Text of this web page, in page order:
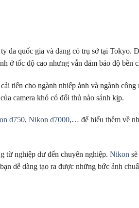
đa quốc gia và đang có trụ sở tại Tokyo.
ở tốc độ cao nhưng vẫn đảm bảo độ bền
tiến cho ngành nhiếp ảnh và ngành
camera khó có đối thủ nào sánh kịp.
d750, Nikon d7000,… để hiểu thêm về
từ nghiệp dư đến chuyên nghiệp. Nikon
dễ dàng tạo ra được những bức ảnh